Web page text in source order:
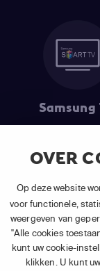
OVER
Op deze website
voor functionele,
weergeven van
"Alle cookies
kunt uw cookie-
klikken. U kunt
Samsung
(1) De eerste 30
(3) Restart &